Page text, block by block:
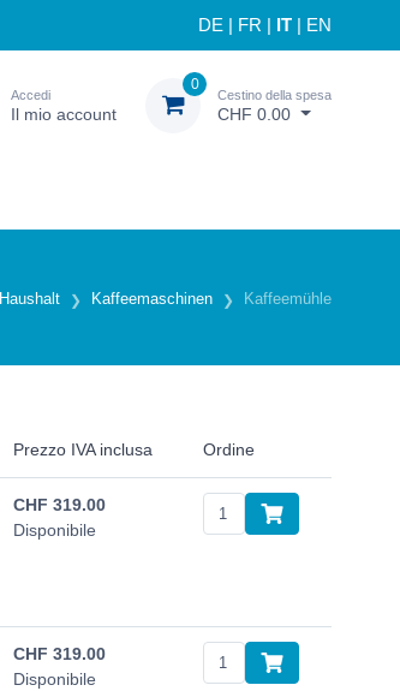
DE FR IT EN
Accedi
Il mio account
0
Cestino della spesa
CHF 0.00
Haushalt Kaffeemaschinen Kaffeemühle
Prezzo IVA inclusa Ordine
CHF 319.00
Disponibile
CHF 319.00
Disponibile